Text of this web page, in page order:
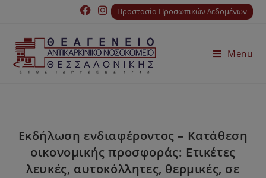
Προστασία Προσωπικών Δεδομένων
Menu
Εκδήλωση ενδιαφέροντος – Κατάθεση
οικονομικής προσφοράς: Ετικέτες
λευκές, αυτοκόλλητες, θερμικές, σε